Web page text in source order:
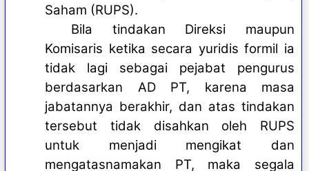
Saham (RUPS).
Bila tindakan Direksi maupun
Komisaris ketika secara yuridis formil ia
tidak lagi sebagai pejabat pengurus
berdasarkan AD PT, karena masa
jabatannya berakhir, dan atas tindakan
tersebut tidak disahkan oleh RUPS
untuk menjadi mengikat dan
mengatasnamakan PT, maka segala